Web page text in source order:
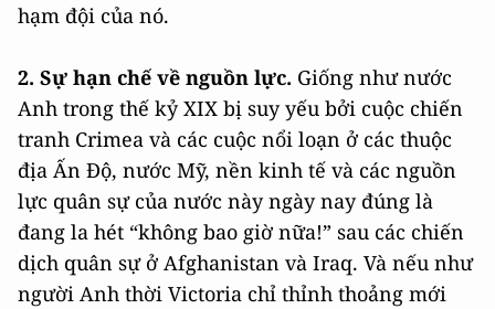
hạm đội của nó.
2. Sự hạn chế về nguồn lực. Giống như nước
Anh trong thế kỷ XIX bị suy yếu bởi cuộc chiến
tranh Crimea và các cuộc nổi loạn ở các thuộc
địa Ấn Độ, nước Mỹ, nền kinh tế và các nguồn
lực quân sự của nước này ngày nay đúng là
đang la hét “không bao giờ nữa!” sau các chiến
dịch quân sự ở Afghanistan và Iraq. Và nếu như
người Anh thời Victoria chỉ thỉnh thoảng mới